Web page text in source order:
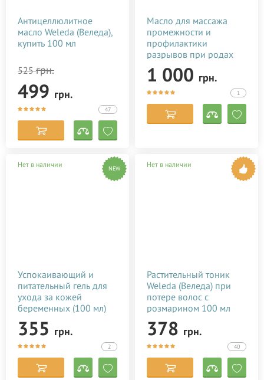
Антицеллюлитное
масло Weleda (Веледа),
купить 100 мл
525грн.
499 грн.
47
Масло для массажа
промежности и
профилактики
разрывов при родах
Baby Teva Peri Oil 100
мл
1 000 грн.
1
Нет в наличии NEW
Успокаивающий и
питательный гель для
ухода за кожей
беременных (100 мл)
355 грн.
2
Нет в наличии
Растительный тоник
Weleda (Веледа) при
потере волос с
розмарином 100 мл
378 грн.
40